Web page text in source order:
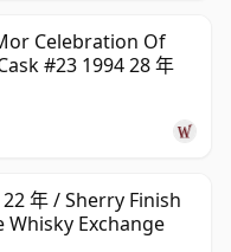
Celebration Of
#23 1994 28 年
年 / Sherry Finish
Exchange